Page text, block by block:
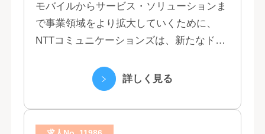
モバイルからサービス・ソリューションま
で事業領域をより拡大していくために、
NTTコミュニケーションズは、新たなドコ
たちは、クラウド、ネットワーク、セキュ
リティといっ...
詳しく見る